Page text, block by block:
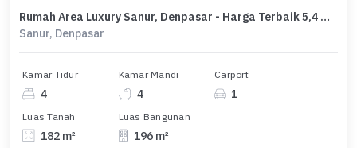
Rumah Area Luxury Sanur, Denpasar - Harga Terbaik 5,4 Miliar
Sanur, Denpasar
Kamar Tidur
4
Kamar Mandi
4
Carport
1
Luas Tanah
182 m²
Luas Bangunan
196 m²